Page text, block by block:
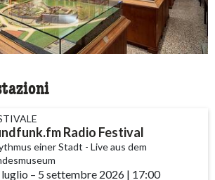
Radio Festival
einer Stadt - Live aus dem
accessibility.time_to
– 5 settembre 2026 | 17:00